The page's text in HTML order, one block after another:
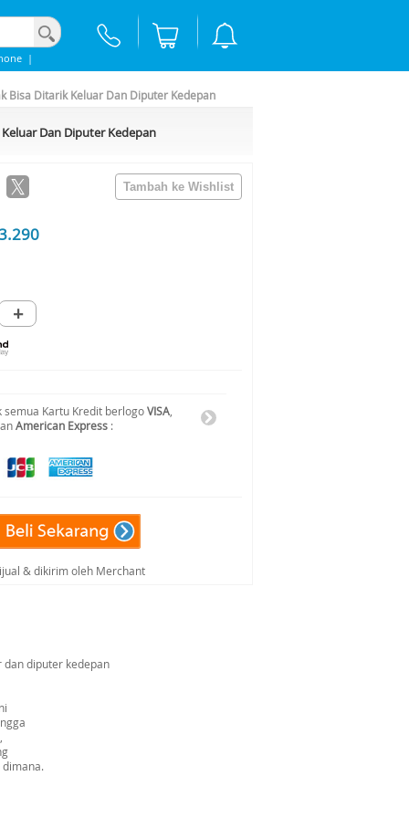
|
Bisa Ditarik Keluar Dan Diputer Kedepan
Dan Diputer Kedepan
+
Kartu Kredit berlogoVISA
American Express :
& dikirim oleh Merchant
dan diputer kedepan